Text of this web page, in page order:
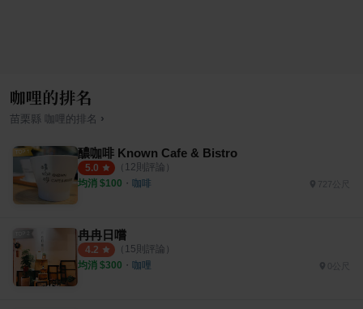
咖哩的排名
苗栗縣 咖哩 的排名 ›
醲咖啡 Known Cafe & Bistro
5.0 （ 12則評論）
均消 $100 ・ 咖啡
冉冉日嚐
4.2 （ 15則評論）
均消 $300 ・ 咖哩